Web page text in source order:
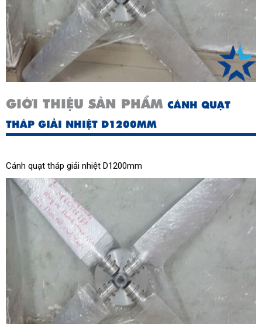
GIỚI THIỆU SẢN PHẨM CÁNH QUẠT
THÁP GIẢI NHIỆT D1200MM
Cánh quạt tháp giải nhiệt D1200mm